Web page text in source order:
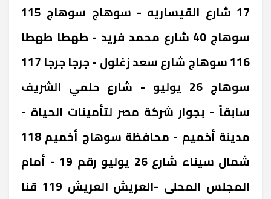
‎17 شارع القيساريه - سوهاج ‎سوهاج 115
‎سوهاج ‎40 شارع محمد فريد - طهطا ‎طهطا
116 ‎سوهاج ‎شارع سعد زغلول - جرجا ‎جرجا 117
‎سوهاج ‎26 يوليو - شارع حلمي الشريف
سابقاً - بجوار شركة مصر لتأمينات الحياة -
مدينة أخميم - محافظة سوهاج ‎أخميم 118
‎شمال سيناء ‎شارع 26 يوليو رقم 19 - أمام
المجلس المحلى -العريش ‎العريش 119 ‎قنا